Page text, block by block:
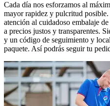
Cada día nos esforzamos al
mayor rapidez y pulcritud posible.
atención al cuidadoso embalaje
a precios justos y transparentes.
y un código de seguimiento y
paquete. Así podrás seguir tu